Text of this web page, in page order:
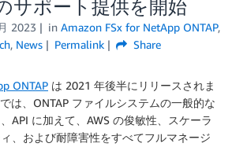
サポート提供を開始
2023 in Amazon FSx for NetApp ONTAP,
, News Permalink Share
ONTAP は 2021 年後半にリリースされま
は、ONTAP ファイルシステムの一般的な
API に加えて、AWS の俊敏性、スケーラ
、および耐障害性をすべてフルマネージ